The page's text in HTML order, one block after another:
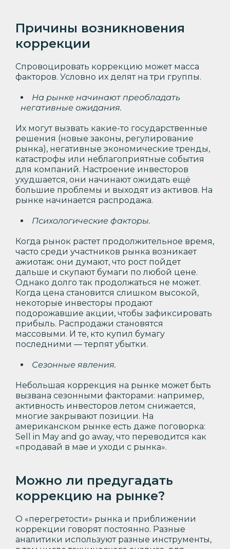
Причины возникновения
коррекции
Спровоцировать коррекцию может масса
факторов. Условно их делят на три группы.
На рынке начинают преобладать
негативные ожидания.
Их могут вызвать какие-то государственные
решения (новые законы, регулирование
рынка), негативные экономические тренды,
катастрофы или неблагоприятные события
для компаний. Настроение инвесторов
ухудшается, они начинают ожидать ещё
большие проблемы и выходят из активов. На
рынке начинается распродажа.
Психологические факторы.
Когда рынок растет продолжительное время,
часто среди участников рынка возникает
ажиотаж: они думают, что рост пойдет
дальше и скупают бумаги по любой цене.
Однако долго так продолжаться не может.
Когда цена становится слишком высокой,
некоторые инвесторы продают
подорожавшие акции, чтобы зафиксировать
прибыль. Распродажи становятся
массовыми. И те, кто купил бумагу
последними — терпят убытки.
Сезонные явления.
Небольшая коррекция на рынке может быть
вызвана сезонными факторами: например,
активность инвесторов летом снижается,
многие закрывают позиции. На
американском рынке есть даже поговорка:
Sell in May and go away, что переводится как
«продавай в мае и уходи с рынка».
Можно ли предугадать
коррекцию на рынке?
О «перегретости» рынка и приближении
коррекции говорят постоянно. Разные
аналитики используют разные инструменты,